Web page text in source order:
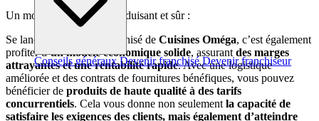
Conseils généraux Devenir franchisé Devenir franchiseur
Un modèle économique séduisant et sûr :
Se lancer en tant que franchisé de Cuisines Oméga, c’est également
profiter d’un modèle économique solide, assurant des marges
attrayantes et une rentabilité rapide. Avec une logistique
améliorée et des contrats de fournitures bénéfiques, vous pouvez
bénéficier de produits de haute qualité à des tarifs
concurrentiels. Cela vous donne non seulement la capacité de
satisfaire les exigences des clients, mais également d’atteindre